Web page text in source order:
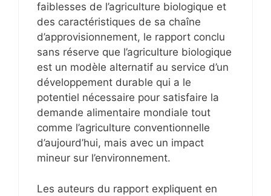
faiblesses de l’agriculture biologique et
des caractéristiques de sa chaîne
d’approvisionnement, le rapport conclu
sans réserve que l’agriculture biologique
est un modèle alternatif au service d’un
développement durable qui a le
potentiel nécessaire pour satisfaire la
demande alimentaire mondiale tout
comme l’agriculture conventionnelle
d’aujourd’hui, mais avec un impact
mineur sur l’environnement.
Les auteurs du rapport expliquent en